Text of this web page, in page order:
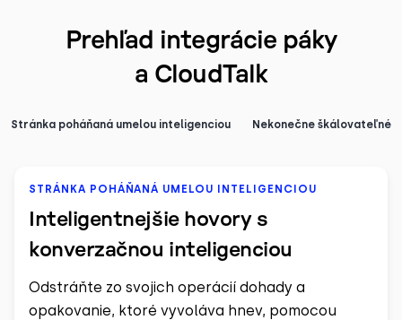
Prehľad integrácie páky
a CloudTalk
Stránka poháňaná umelou inteligenciou Nekonečne škálovateľné
STRÁNKA POHÁŇANÁ UMELOU INTELIGENCIOU
Inteligentnejšie hovory s
konverzačnou inteligenciou
Odstráňte zo svojich operácií dohady a
opakovanie, ktoré vyvoláva hnev, pomocou